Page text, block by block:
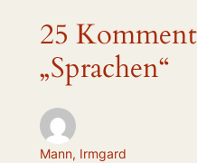
25
„Sprachen“
Mann, Irmgard